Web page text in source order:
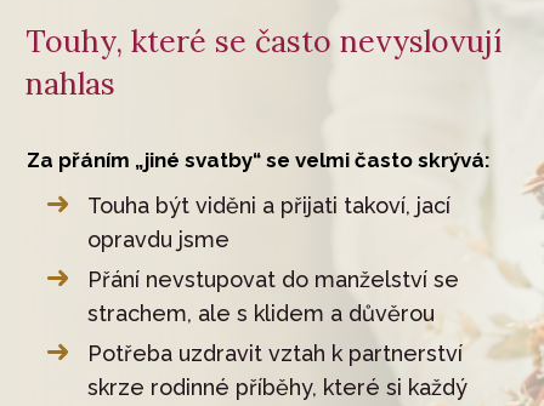
Touhy, které se často nevyslovují
nahlas
Za přáním „jiné svatby“ se velmi často skrývá:
Touha být viděni a přijati takoví, jací
opravdu jsme
Přání nevstupovat do manželství se
strachem, ale s klidem a důvěrou
Potřeba uzdravit vztah k partnerství
skrze rodinné příběhy, které si každý